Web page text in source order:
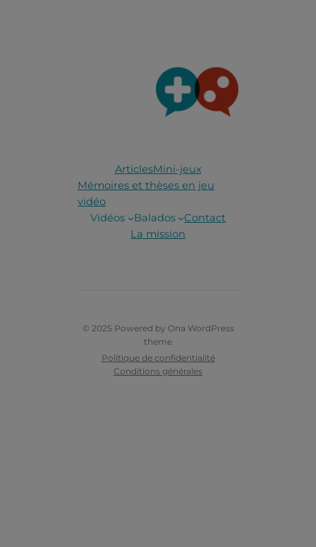
ArticlesMini-jeux
Mémoires et thèses en jeu
vidéo
Vidéos
Balados
Contact
La mission
© 2025 Powered by Ona WordPress
theme
Politique de confidentialité
Conditions générales